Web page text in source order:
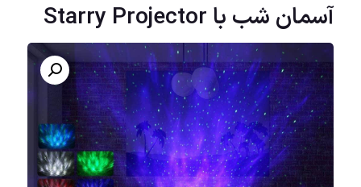
آسمان شب با Starry Projector